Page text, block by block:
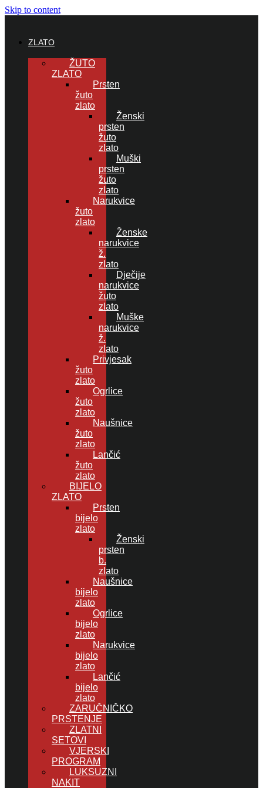
Skip to content
ZLATO
ŽUTO
ZLATO
Prsten
žuto
zlato
Ženski
prsten
žuto
zlato
Muški
prsten
žuto
zlato
Narukvice
žuto
zlato
Ženske
narukvice
ž.
zlato
Dječije
narukvice
žuto
zlato
Muške
narukvice
ž.
zlato
Privjesak
žuto
zlato
Ogrlice
žuto
zlato
Naušnice
žuto
zlato
Lančić
žuto
zlato
BIJELO
ZLATO
Prsten
bijelo
zlato
Ženski
prsten
b.
zlato
Naušnice
bijelo
zlato
Ogrlice
bijelo
zlato
Narukvice
bijelo
zlato
Lančić
bijelo
zlato
ZARUČNIČKO
PRSTENJE
ZLATNI
SETOVI
VJERSKI
PROGRAM
LUKSUZNI
NAKIT